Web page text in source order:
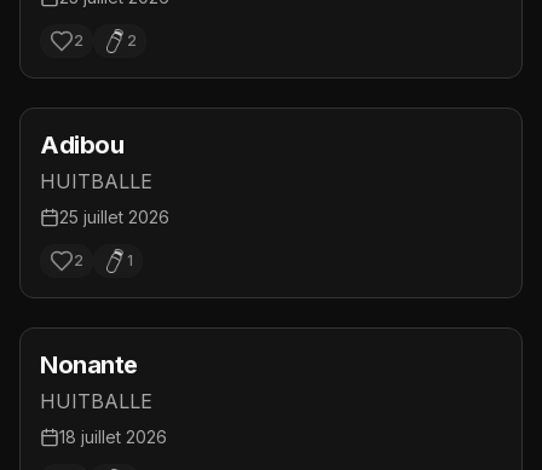
2 2
Adibou
HUITBALLE
25 juillet 2026
2 1
Nonante
HUITBALLE
18 juillet 2026